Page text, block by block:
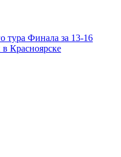
тура Финала за 13-16
Красноярске